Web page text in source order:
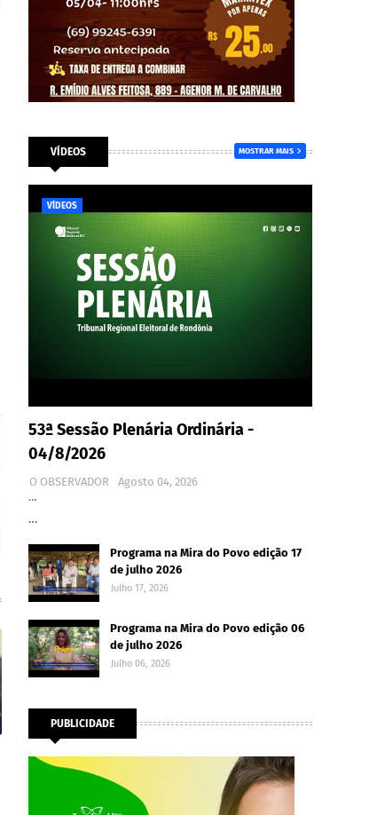
VÍDEOS MOSTRAR MAIS
VÍDEOS
53ª Sessão Plenária Ordinária -
04/8/2026
O OBSERVADOR
Agosto 04, 2026
…
…
Programa na Mira do Povo edição 17
de julho 2026
Julho 17, 2026
Programa na Mira do Povo edição 06
de julho 2026
Julho 06, 2026
PUBLICIDADE